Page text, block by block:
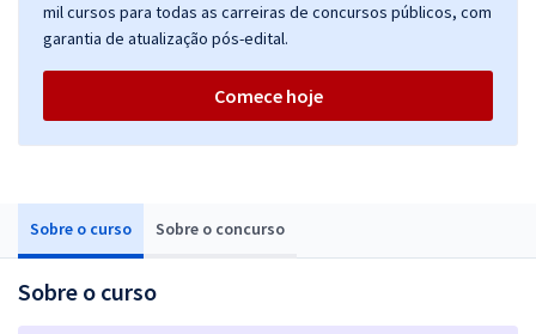
Sobre o curso Sobre o concurso
Sobre o curso
mil cursos para todas as carreiras de concursos públicos, com
garantia de atualização pós-edital.
Comece hoje